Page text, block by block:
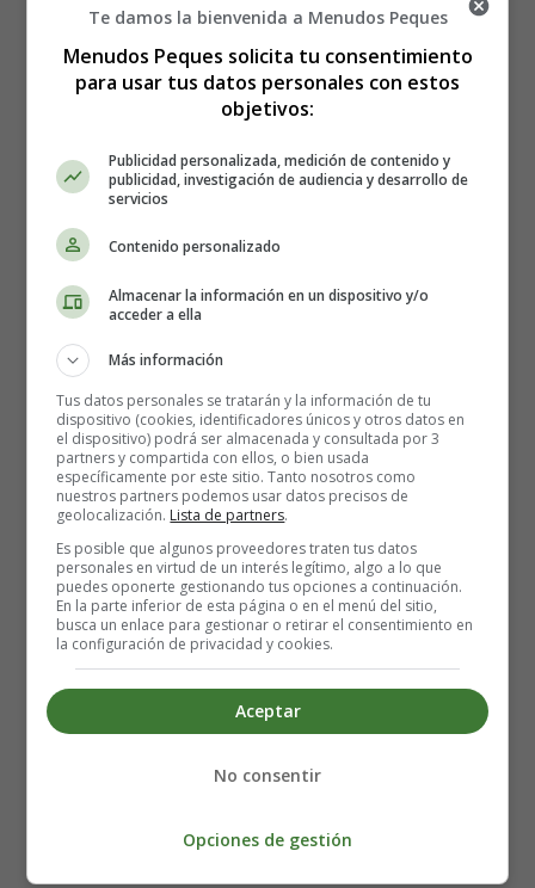
divertida para hacer en
familia 🥔
Detalles
Escrito por:Estefanía Morera
Categoría:Taller de Cocina Infantil
Última actualización: 11 May 2023
Leer más: Patatas rellenas: Una receta divertida
Te damos la bienvenida a Menudos Peques
Menudos Peques solicita tu consentimiento
para usar tus datos personales con estos
objetivos:
Publicidad personalizada, medición de contenido y
publicidad, investigación de audiencia y desarrollo de
servicios
Contenido personalizado
Almacenar la información en un dispositivo y/o
acceder a ella
Más información
Tus datos personales se tratarán y la información de tu
dispositivo (cookies, identificadores únicos y otros datos en
el dispositivo) podrá ser almacenada y consultada por 3
partners y compartida con ellos, o bien usada
específicamente por este sitio. Tanto nosotros como
nuestros partners podemos usar datos precisos de
geolocalización. Lista de partners.
Es posible que algunos proveedores traten tus datos
personales en virtud de un interés legítimo, algo a lo que
puedes oponerte gestionando tus opciones a continuación.
En la parte inferior de esta página o en el menú del sitio,
busca un enlace para gestionar o retirar el consentimiento en
la configuración de privacidad y cookies.
Aceptar
No consentir
Opciones de gestión